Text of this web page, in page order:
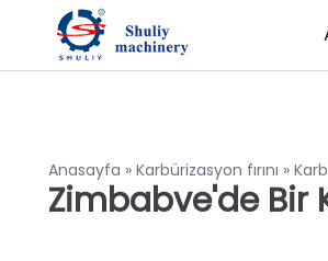
Anasayfa » Karbürizasyon fırını »
Zimbabve'de Bir